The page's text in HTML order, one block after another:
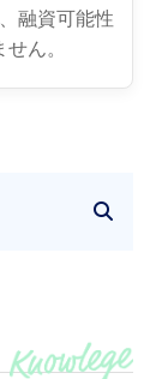
融資可能性
ん。